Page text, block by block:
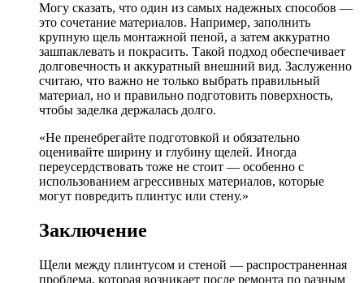
Могу сказать, что один из самых надежных способов —
это сочетание материалов. Например, заполнить
крупную щель монтажной пеной, а затем аккуратно
зашпаклевать и покрасить. Такой подход обеспечивает
долговечность и аккуратный внешний вид. Заслуженно
считаю, что важно не только выбрать правильный
материал, но и правильно подготовить поверхность,
чтобы заделка держалась долго.
«Не пренебрегайте подготовкой и обязательно
оценивайте ширину и глубину щелей. Иногда
переусердствовать тоже не стоит — особенно с
использованием агрессивных материалов, которые
могут повредить плинтус или стену.»
Заключение
Щели между плинтусом и стеной — распространенная
проблема, которая возникает после ремонта по разным